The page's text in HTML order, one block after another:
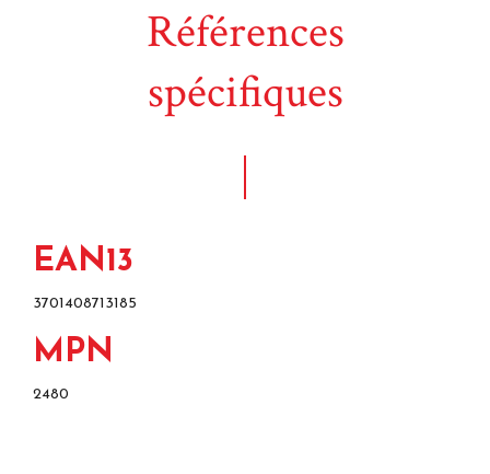
Références
spécifiques
EAN13
3701408713185
MPN
2480